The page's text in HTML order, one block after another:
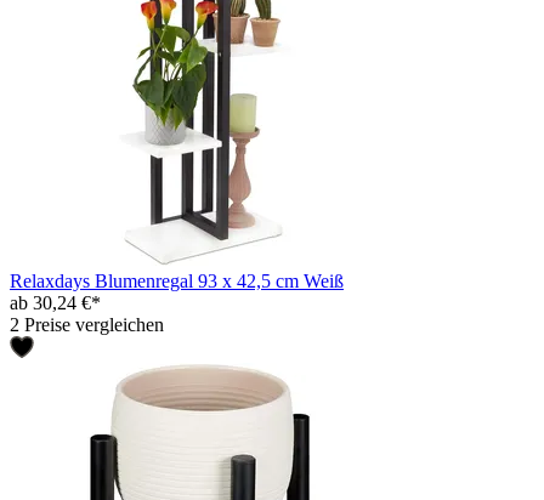
Relaxdays Blumenregal 93 x 42,5 cm Weiß
ab 30,24 €*
2 Preise vergleichen